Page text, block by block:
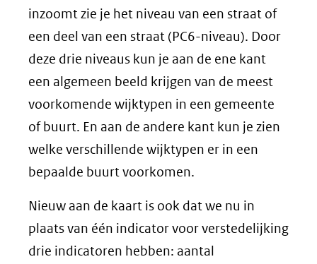
inzoomt zie je het niveau van een straat of
een deel van een straat (PC6-niveau). Door
deze drie niveaus kun je aan de ene kant
een algemeen beeld krijgen van de meest
voorkomende wijktypen in een gemeente
of buurt. En aan de andere kant kun je zien
welke verschillende wijktypen er in een
bepaalde buurt voorkomen.
Nieuw aan de kaart is ook dat we nu in
plaats van één indicator voor verstedelijking
drie indicatoren hebben: aantal